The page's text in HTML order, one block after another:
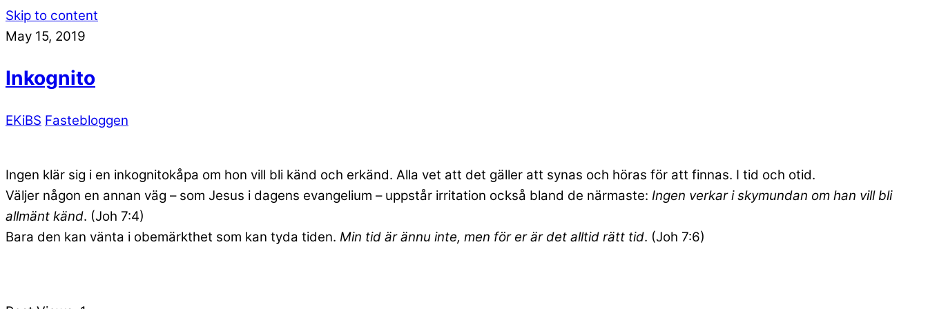
Skip to content
May 15, 2019
Inkognito
EKiBS Fastebloggen
Ingen klär sig i en inkognitokåpa om hon vill bli känd och erkänd. Alla vet att det gäller att synas och höras för att finnas. I tid och otid.
Väljer någon en annan väg – som Jesus i dagens evangelium – uppstår irritation också bland de närmaste: Ingen verkar i skymundan om han vill bli
allmänt känd. (Joh 7:4)
Bara den kan vänta i obemärkthet som kan tyda tiden. Min tid är ännu inte, men för er är det alltid rätt tid. (Joh 7:6)